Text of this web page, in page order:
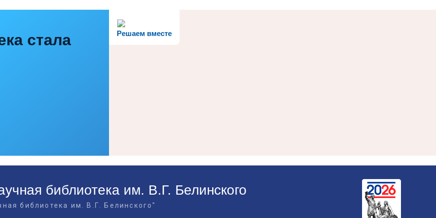
Решаем вместе
стала
библиотека им. В.Г. Белинского
библиотека им. В.Г. Белинского"